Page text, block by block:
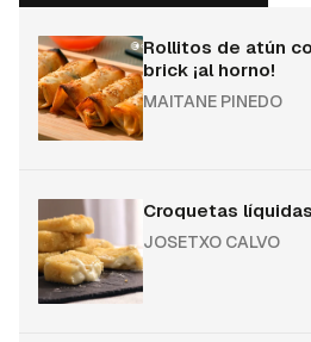
Rollitos de atún
brick ¡al horno!
MAITANE PINEDO
Croquetas
JOSETXO CALVO